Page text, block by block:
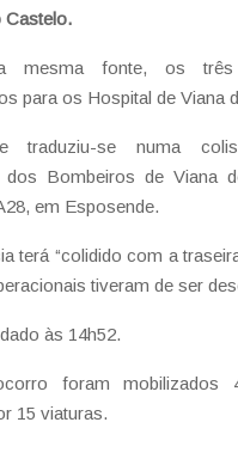
Castelo.
mesma fonte, os
para os Hospital de Viana
traduziu-se numa
dos Bombeiros de Viana
em Esposende.
terá “colidido com a
tiveram de ser
às 14h52.
foram mobilizados
15 viaturas.